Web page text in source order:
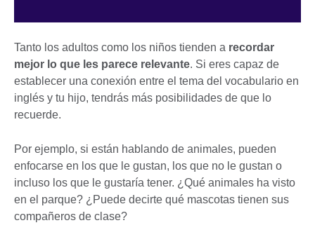
Tanto los adultos como los niños tienden a recordar
mejor lo que les parece relevante. Si eres capaz de
establecer una conexión entre el tema del vocabulario en
inglés y tu hijo, tendrás más posibilidades de que lo
recuerde.
Por ejemplo, si están hablando de animales, pueden
enfocarse en los que le gustan, los que no le gustan o
incluso los que le gustaría tener. ¿Qué animales ha visto
en el parque? ¿Puede decirte qué mascotas tienen sus
compañeros de clase?